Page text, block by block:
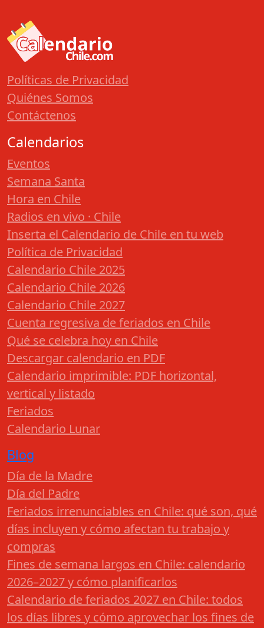
Políticas de Privacidad
Quiénes Somos
Contáctenos
Calendarios
Eventos
Semana Santa
Hora en Chile
Radios en vivo · Chile
Inserta el Calendario de Chile en tu web
Política de Privacidad
Calendario Chile 2025
Calendario Chile 2026
Calendario Chile 2027
Cuenta regresiva de feriados en Chile
Qué se celebra hoy en Chile
Descargar calendario en PDF
Calendario imprimible: PDF horizontal,
vertical y listado
Feriados
Calendario Lunar
Blog
Día de la Madre
Día del Padre
Feriados irrenunciables en Chile: qué son, qué
días incluyen y cómo afectan tu trabajo y
compras
Fines de semana largos en Chile: calendario
2026–2027 y cómo planificarlos
Calendario de feriados 2027 en Chile: todos
los días libres y cómo aprovechar los fines de